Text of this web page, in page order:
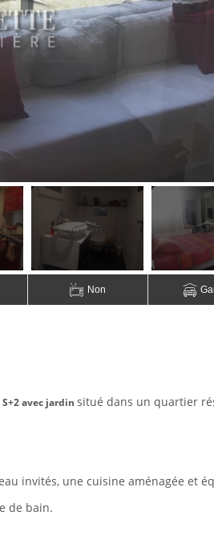
Non
avec jardin situé dans un quartier
invités, une cuisine aménagée et
de bain.